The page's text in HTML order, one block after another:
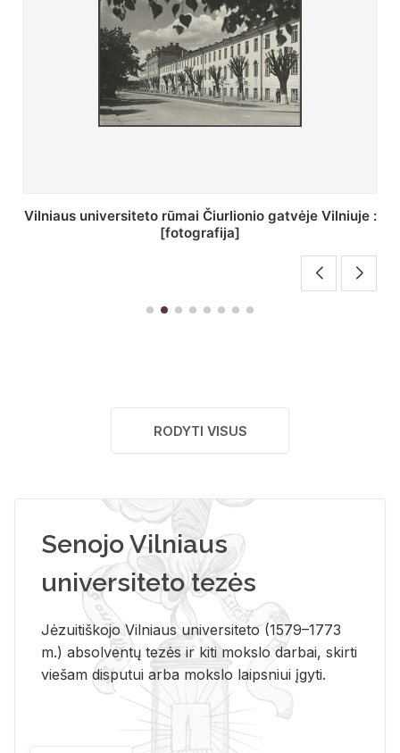
St. Batoro universiteto J. Pilsudskio kolegija :
[fotografija]
RODYTI VISUS
Senojo Vilniaus
universiteto tezės
Jėzuitiškojo Vilniaus universiteto (1579–1773
m.) absolventų tezės ir kiti mokslo darbai, skirti
viešam disputui arba mokslo laipsniui įgyti.